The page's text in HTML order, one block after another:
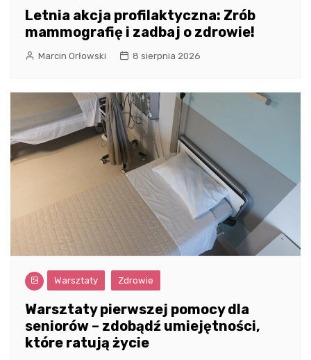
Letnia akcja profilaktyczna: Zrób
mammografię i zadbaj o zdrowie!
Marcin Orłowski 8 sierpnia 2026
Warsztaty Zdrowie
Warsztaty pierwszej pomocy dla
seniorów – zdobądź umiejętności,
które ratują życie